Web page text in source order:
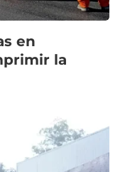
en
la